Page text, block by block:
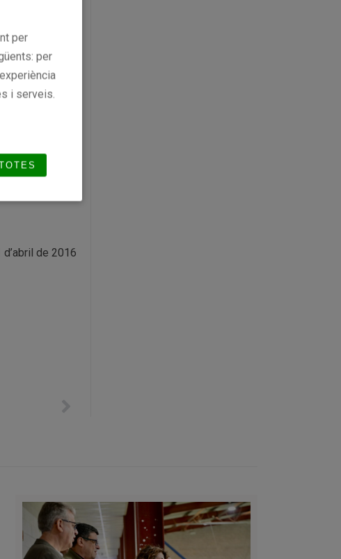
telèfon
personalment
ho faci per
d’abril de 2016
per
per
i serveis.